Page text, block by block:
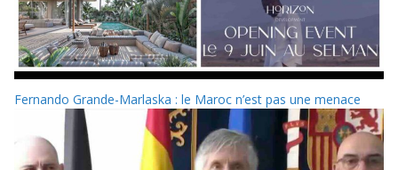
Fernando Grande-Marlaska : le Maroc n’est pas une menace